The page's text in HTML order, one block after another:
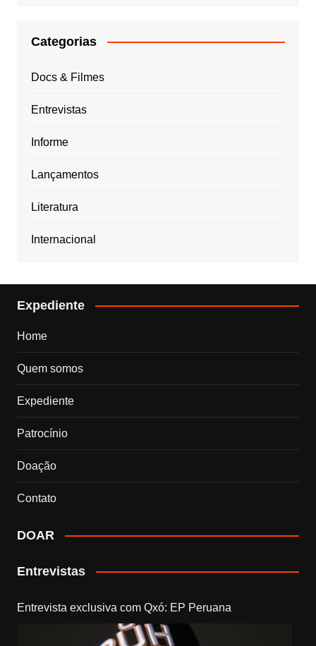
Categorias
Docs & Filmes
Entrevistas
Informe
Lançamentos
Literatura
Internacional
Expediente
Home
Quem somos
Expediente
Patrocínio
Doação
Contato
DOAR
Entrevistas
Entrevista exclusiva com Qxó: EP Peruana